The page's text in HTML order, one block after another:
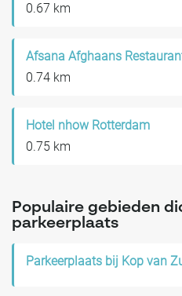
0.67 km
Afsana Afghaans
0.74 km
Hotel nhow Rotterdam
0.75 km
Populaire gebieden
parkeerplaats
Parkeerplaats bij Kop van